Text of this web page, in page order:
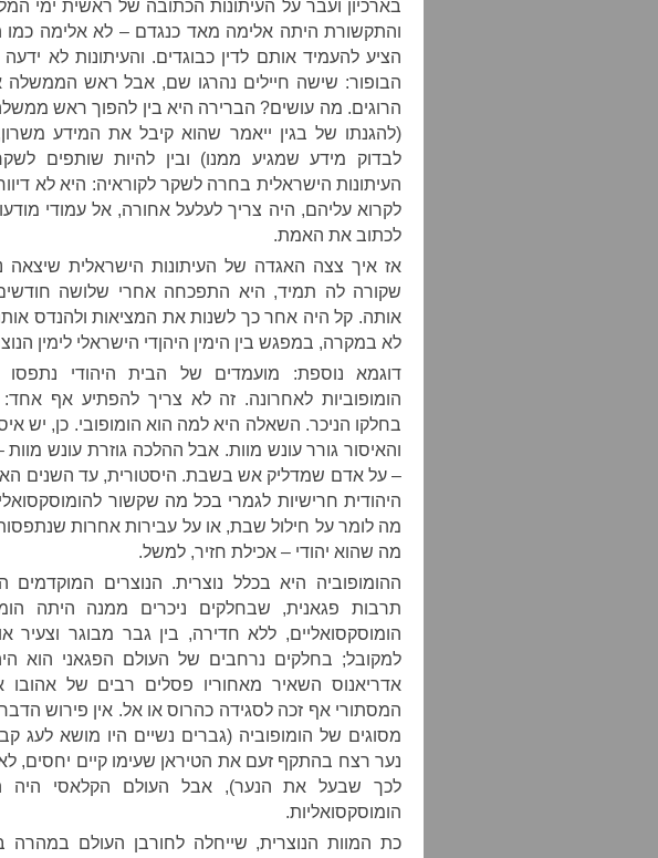
בארכיון ועבר על העיתונות הכתובה של ראשית ימי
והתקשורת היתה אלימה מאד כנגדם – לא אלימה כמו
הציע להעמיד אותם לדין כבוגדים. והעיתונות לא
הבופור: שישה חיילים נהרגו שם, אבל ראש הממשלה
הרוגים. מה עושים? הברירה היא בין להפוך ראש
(להגנתו של בגין ייאמר שהוא קיבל את המידע
לבדוק מידע שמגיע ממנו) ובין להיות שותפים
העיתונות הישראלית בחרה לשקר לקוראיה: היא לא
לקרוא עליהם, היה צריך לעלעל אחורה, אל עמודי
לכתוב את האמת.
אז איך צצה האגדה של העיתונות הישראלית שיצאה
שקורה לה תמיד, היא התפכחה אחרי שלושה
אותה. קל היה אחר כך לשנות את המציאות ולהנדס
לא במקרה, במפגש בין הימין היהןדי הישראלי לימין
דוגמא נוספת: מועמדים של הבית היהודי
הומופוביות לאחרונה. זה לא צריך להפתיע אף אחד:
בחלקו הניכר. השאלה היא למה הוא הומופובי. כן, יש
והאיסור גורר עונש מוות. אבל ההלכה גוזרת עונש
– על אדם שמדליק אש בשבת. היסטורית, עד השנים
היהודית חרישיות לגמרי בכל מה שקשור
מה לומר על חילול שבת, או על עבירות אחרות
מה שהוא יהודי – אכילת חזיר, למשל.
ההומופוביה היא בכלל נוצרית. הנוצרים המוקדמים
תרבות פגאנית, שבחלקים ניכרים ממנה היתה
הומוסקסואליים, ללא חדירה, בין גבר מבוגר
למקובל; בחלקים נרחבים של העולם הפגאני הוא
אדריאנוס השאיר מאחוריו פסלים רבים של אהובו
המסתורי אף זכה לסגידה כהרוס או אל. אין פירוש
מסוגים של הומופוביה (גברים נשיים היו מושא לעג
נער רצח בהתקף זעם את הטיראן שעימו קיים יחסים,
לכך שבעל את הנער), אבל העולם הקלאסי היה
הומוסקסואליות.
כת המוות הנוצרית, שייחלה לחורבן העולם במהרה